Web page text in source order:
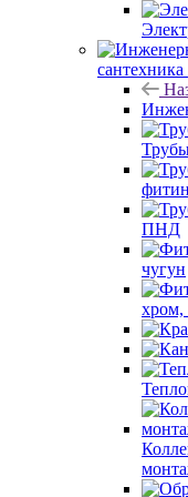
сантехника
ПНД
чугун
хром,